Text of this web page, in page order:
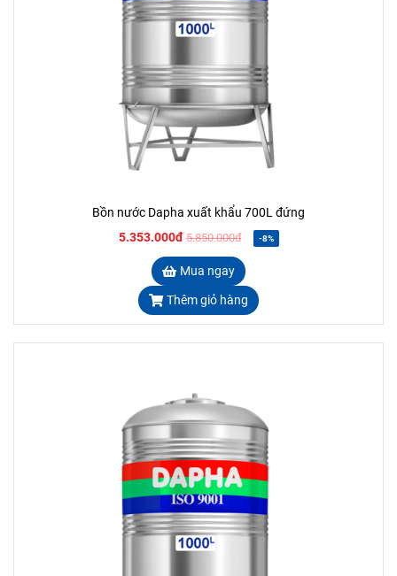
Bồn nước Dapha xuất khẩu 700L đứng
5.353.000đ 5.850.000đ -8%
Mua ngay
Thêm giỏ hàng